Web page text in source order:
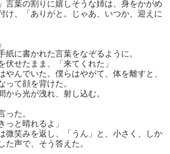
言葉の割りに嬉しそうな姉は、身をかがめ
け、「ありがと。じゃあ、いつか、迎えに
に書かれた言葉をなぞるように。
伏せたまま、「来てくれた」
んでいた。僕らはやがて、体を離すと、
って顔を背けた。
ら光が洩れ、射し込む。
た。
っと晴れるよ」
微笑みを返し、「うん」と、小さく、しか
た声で、そう答えた。